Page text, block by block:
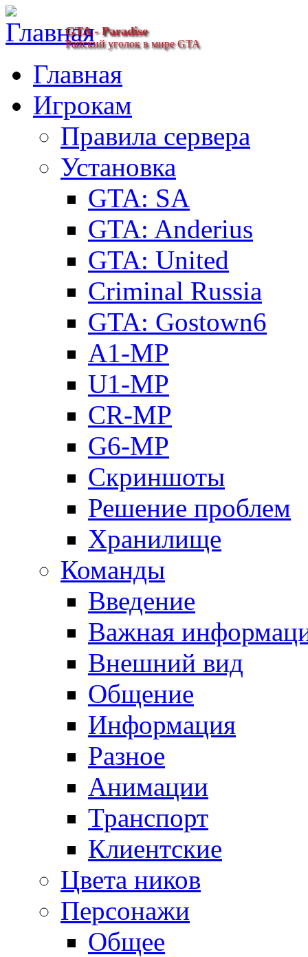
GTA - Paradise
Райский уголок в мире GTA
Главная
Игрокам
Правила сервера
Установка
GTA: SA
GTA: Anderius
GTA: United
Criminal Russia
GTA: Gostown6
A1-MP
U1-MP
CR-MP
G6-MP
Скриншоты
Решение проблем
Хранилище
Команды
Введение
Важная
Внешний вид
Общение
Информация
Разное
Анимации
Транспорт
Клиентские
Цвета ников
Персонажи
Общее